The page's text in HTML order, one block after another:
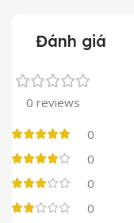
Đánh giá
0 reviews
0
0
0
0